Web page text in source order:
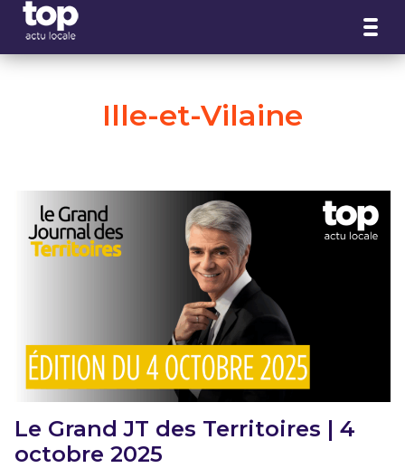
Ille-et-Vilaine
Le Grand JT des Territoires | 4
octobre 2025
Panneau de gestion des cookies